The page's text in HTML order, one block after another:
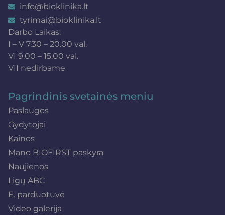
info@bioklinika.lt
tyrimai@bioklinika.lt
Darbo Laikas:
I – V 7.30 – 20.00 val.
VI 9.00 – 15.00 val.
VII nedirbame
Pagrindinis svetainės meniu
Paslaugos
Gydytojai
Kainos
Mano BIOFIRST paskyra
Naujienos
Ligų ABC
E. parduotuvė
Video galerija